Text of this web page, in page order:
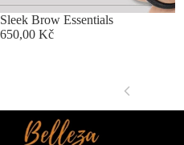
Sleek Brow Essentials
650,00 Kč